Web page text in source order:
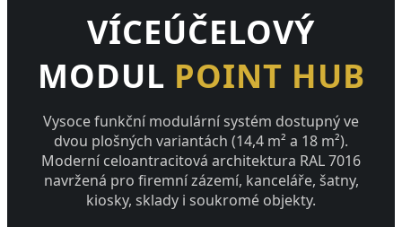
VÍCEÚČELOVÝ
MODUL POINT HUB
Vysoce funkční modulární systém dostupný ve
dvou plošných variantách (14,4 m² a 18 m²).
Moderní celoantracitová architektura RAL 7016
navržená pro firemní zázemí, kanceláře, šatny,
kiosky, sklady i soukromé objekty.